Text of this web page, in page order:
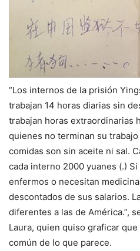
“Los internos de la prisión
trabajan 14 horas diarias sin
trabajan horas extraordinarias
quienes no terminan su
comidas son sin aceite ni sal.
cada interno 2000 yuanes (.)
enfermos o necesitan
descontados de sus salarios.
diferentes a las de América.”,
Laura, quien quiso graficar
común de lo que parece.